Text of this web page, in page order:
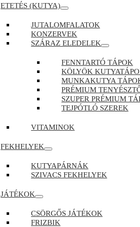
ETETÉS (KUTYA)
JUTALOMFALATOK
KONZERVEK
SZÁRAZ ELEDELEK
FENNTARTÓ TÁPOK
KÖLYÖK
MUNKAKUTYA
PRÉMIUM
SZUPER PRÉMIUM
TEJPÓTLÓ SZEREK
VITAMINOK
FEKHELYEK
KUTYAPÁRNÁK
SZIVACS FEKHELYEK
JÁTÉKOK
CSÖRGŐS JÁTÉKOK
FRIZBIK